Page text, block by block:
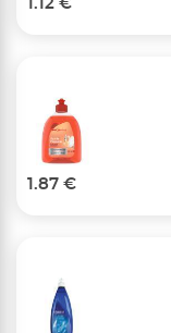
1.12 €
1.87 €